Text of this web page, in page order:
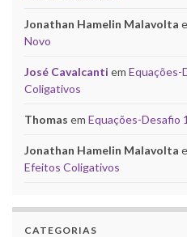
Jonathan Hamelin Malavolta
Novo
José Cavalcanti em Equações-
Coligativos
Thomas em Equações-Desafio
Jonathan Hamelin Malavolta
Efeitos Coligativos
CATEGORIAS